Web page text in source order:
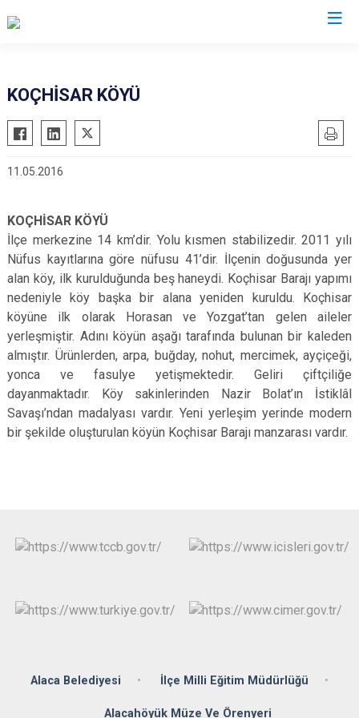
Alaca
Bayat
Boğazkale
İskilip
Kargı
Laçin
Uğurludağ
KOÇHİSAR KÖYÜ
11.05.2016
KOÇHİSAR KÖYÜ
İlçe merkezine 14 km’dir. Yolu kısmen stabilizedir. 2011 yılı
Nüfus kayıtlarına göre nüfusu 41’dir. İlçenin doğusunda yer
alan köy, ilk kurulduğunda beş haneydi. Koçhisar Barajı yapımı
nedeniyle köy başka bir alana yeniden kuruldu. Koçhisar
köyüne ilk olarak Horasan ve Yozgat’tan gelen aileler
yerleşmiştir. Adını köyün aşağı tarafında bulunan bir kaleden
almıştır. Ürünlerden, arpa, buğday, nohut, mercimek, ayçiçeği,
yonca ve fasulye yetişmektedir. Geliri çiftçiliğe
dayanmaktadır. Köy sakinlerinden Nazir Bolat’ın İstiklâl
Savaşı’ndan madalyası vardır. Yeni yerleşim yerinde modern
bir şekilde oluşturulan köyün Koçhisar Barajı manzarası vardır.
Alaca Belediyesi İlçe Milli Eğitim Müdürlüğü
Alacahöyük Müze Ve Örenyeri